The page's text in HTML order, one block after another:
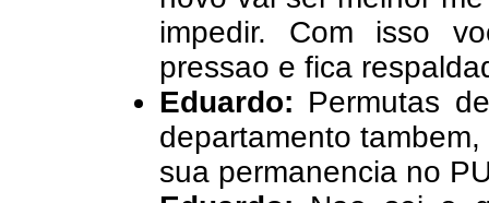
impedir. Com isso
pressao e fica
Eduardo: Permutas
departamento
sua permanencia no